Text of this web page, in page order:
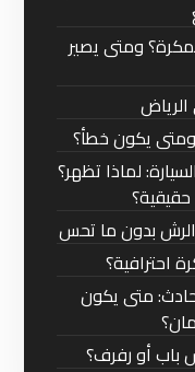
ومتى يصير
يكون خطأ؟
لماذا تظهر؟
الرش بدون ما تحس
احترافية؟
متى يكون
باب أو رفرف؟